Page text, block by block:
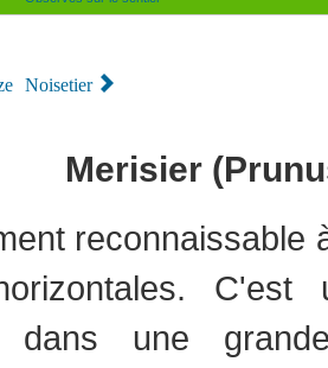
Noisetier
Merisier
reconnaissable
C'est
dans une